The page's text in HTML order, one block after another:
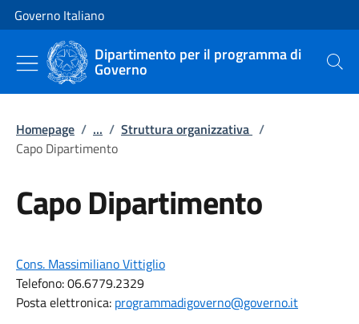
Vai al contenuto
Vai alla navigazione del sito
Governo Italiano
Dipartimento per il programma di
Governo Cerca
Homepage / ... / Struttura organizzativa /
Capo Dipartimento
Capo Dipartimento
Cons. Massimiliano Vittiglio
Telefono: 06.6779.2329
Posta elettronica: programmadigoverno@governo.it